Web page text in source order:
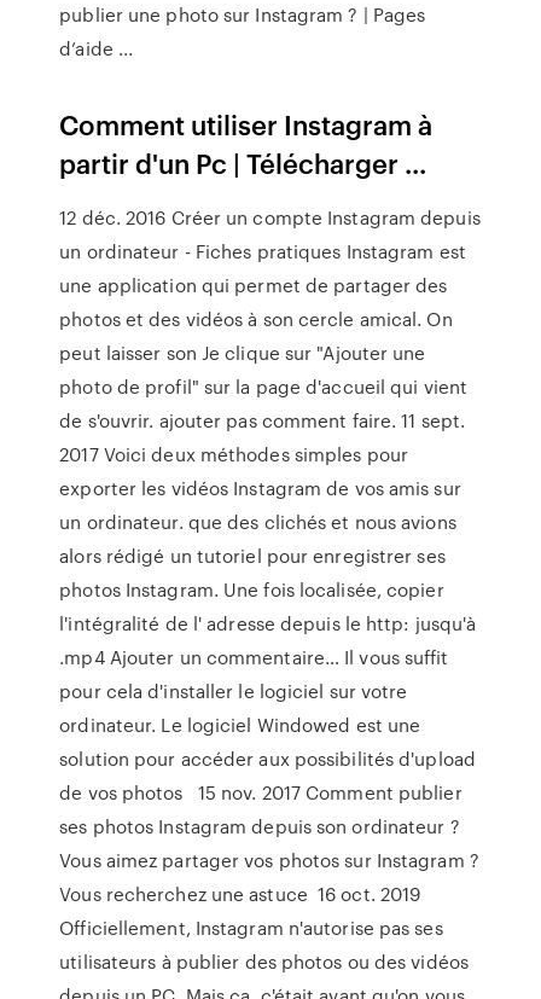
publier une photo sur Instagram ? | Pages
d’aide ...
Comment utiliser Instagram à
partir d'un Pc | Télécharger ...
12 déc. 2016 Créer un compte Instagram depuis
un ordinateur - Fiches pratiques Instagram est
une application qui permet de partager des
photos et des vidéos à son cercle amical. On
peut laisser son Je clique sur "Ajouter une
photo de profil" sur la page d'accueil qui vient
de s'ouvrir. ajouter pas comment faire. 11 sept.
2017 Voici deux méthodes simples pour
exporter les vidéos Instagram de vos amis sur
un ordinateur. que des clichés et nous avions
alors rédigé un tutoriel pour enregistrer ses
photos Instagram. Une fois localisée, copier
l'intégralité de l' adresse depuis le http: jusqu'à
.mp4 Ajouter un commentaire… Il vous suffit
pour cela d'installer le logiciel sur votre
ordinateur. Le logiciel Windowed est une
solution pour accéder aux possibilités d'upload
de vos photos 15 nov. 2017 Comment publier
ses photos Instagram depuis son ordinateur ?
Vous aimez partager vos photos sur Instagram ?
Vous recherchez une astuce 16 oct. 2019
Officiellement, Instagram n'autorise pas ses
utilisateurs à publier des photos ou des vidéos